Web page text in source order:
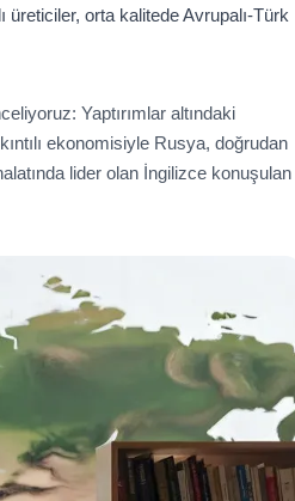
orta kalitede Avrupalı-Türk
Yaptırımlar altındaki
ekonomisiyle Rusya, doğrudan
lider olan İngilizce konuşulan